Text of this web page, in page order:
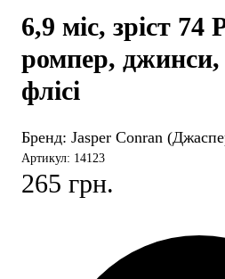
6,9 міс, зріст 74
ромпер,
флісі
Бренд: Jasper Conran
Артикул: 14123
265 грн.